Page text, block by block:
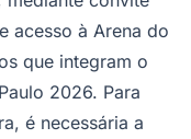
acesso à Arena do
que integram o
2026. Para
é necessária a